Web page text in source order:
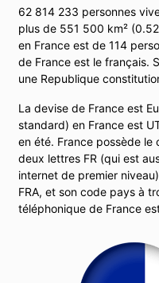
62 814 233 personnes
plus de 551 500 km²
en France est de 114
de France est le français.
une Republique
La devise de France est
standard) en France est
en été. France possède le
deux lettres FR (qui est
internet de premier
FRA, et son code pays à
téléphonique de France